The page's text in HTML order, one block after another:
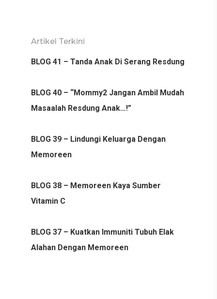
Artikel Terkini
BLOG 41 – Tanda Anak Di Serang Resdung
BLOG 40 – “Mommy2 Jangan Ambil Mudah
Masaalah Resdung Anak…!”
BLOG 39 – Lindungi Keluarga Dengan
Memoreen
BLOG 38 – Memoreen Kaya Sumber
Vitamin C
BLOG 37 – Kuatkan Immuniti Tubuh Elak
Alahan Dengan Memoreen